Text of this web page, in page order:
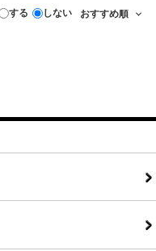
する しない